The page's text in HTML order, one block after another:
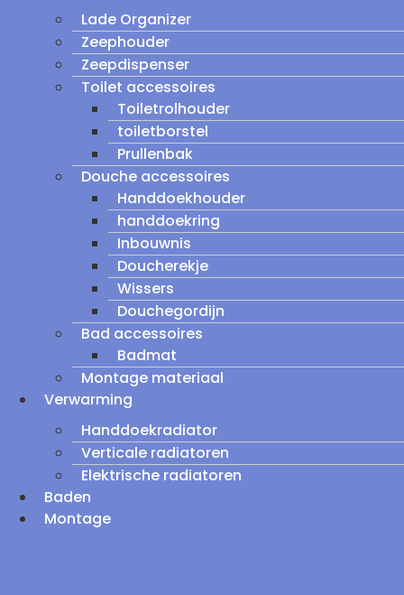
Lade Organizer
Zeephouder
Zeepdispenser
Toilet accessoires
Toiletrolhouder
toiletborstel
Prullenbak
Douche accessoires
Handdoekhouder
handdoekring
Inbouwnis
Doucherekje
Wissers
Douchegordijn
Bad accessoires
Badmat
Montage materiaal
Verwarming
Handdoekradiator
Verticale radiatoren
Elektrische radiatoren
Baden
Montage